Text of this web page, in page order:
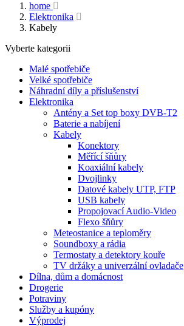
home
Elektronika
Kabely
Vyberte kategorii
Malé spotřebiče
Velké spotřebiče
Náhradní díly a příslušenství
Elektronika
Antény a Set top boxy DVB-T2
Baterie a nabíjení
Kabely
Konektory
Měřící šňůry
Koaxiální kabely
Dvojlinky
Datové kabely UTP, FTP
USB kabely
Propojovací Audio-Video
Flexo šňůry
Meteostanice a teploměry
Soundboxy a rádia
Termostaty a detektory kouře
TV držáky a univerzální ovladače
Dílna, dům a domácnost
Drogerie
Potraviny
Služby a kupóny
Výprodej